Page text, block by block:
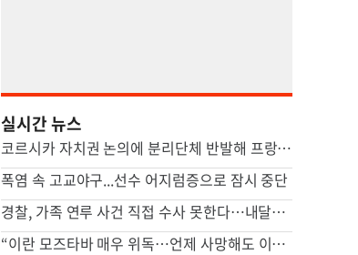
실시간 뉴스
코르시카 자치권 논의에 분리단체 반발해 프랑스 본토인 위협
폭염 속 고교야구...선수 어지럼증으로 잠시 중단
경찰, 가족 연루 사건 직접 수사 못한다…내달부터 ‘상피제’ 도입
“이란 모즈타바 매우 위독…언제 사망해도 이상하지 않아”